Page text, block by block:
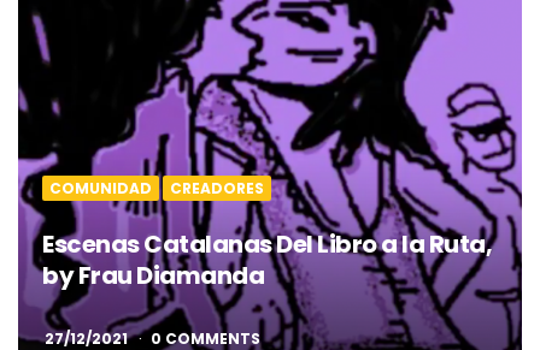
COMUNIDAD CREADORES
Escenas Catalanas Del Libro a la Ruta,
by Frau Diamanda
27/12/2021 0 COMMENTS